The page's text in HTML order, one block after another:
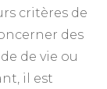
critères de
des
de vie ou
il est